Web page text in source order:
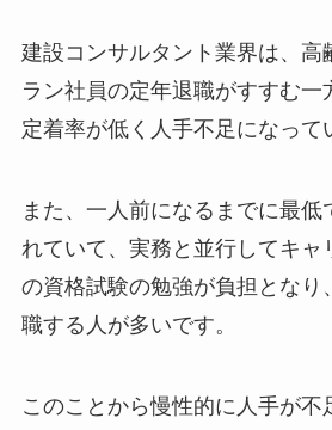
建設コンサルタント業界は、高
ラン社員の定年退職がすすむ一
定着率が低く人手不足になって
また、一人前になるまでに最低
れていて、実務と並行してキャ
の資格試験の勉強が負担となり
職する人が多いです。
このことから慢性的に人手が不